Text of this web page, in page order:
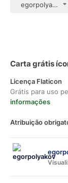
egorpolyakov
Carta grátis
Licença Flaticon
Grátis para uso
informações
Atribuição